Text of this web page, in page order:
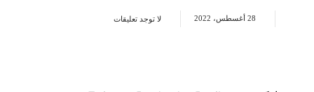
28 أغسطس، 2022 لا توجد تعليقات